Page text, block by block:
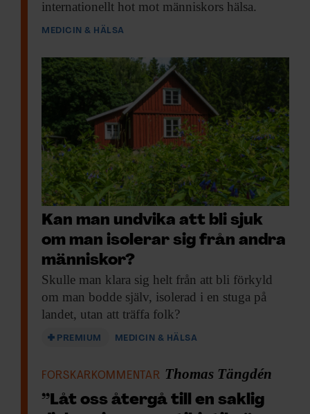
internationellt hot mot människors hälsa.
MEDICIN & HÄLSA
Kan man undvika att bli sjuk
om man isolerar sig från andra
människor?
Skulle man klara sig helt från att bli förkyld
om man bodde själv, isolerad i en stuga på
landet, utan att träffa folk?
PREMIUM MEDICIN & HÄLSA
FORSKARKOMMENTAR Thomas Tängdén
”Låt oss återgå till en saklig